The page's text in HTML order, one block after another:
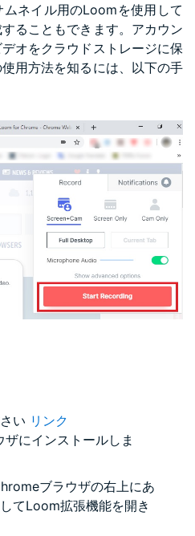
ネイル用のLoomを使用して
ることもできます。アカウン
オをクラウドストレージに保
用方法を知るには、以下の手
い リンク
にインストールしま
ブラウザの右上にあ
てLoom拡張機能を開き